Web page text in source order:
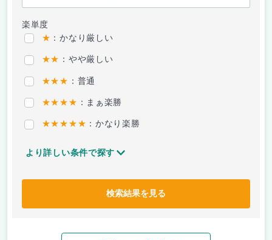
楽単度
★ ：かなり厳しい
★★ ：やや厳しい
★★★ ：普通
★★★★ ：まぁ楽勝
★★★★★ ：かなり楽勝
より詳しい条件で探す
検索結果を見る